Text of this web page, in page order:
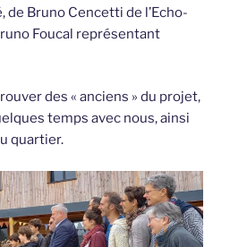
Bruno Cencetti de l’Echo-
Foucal représentant
des « anciens » du projet,
temps avec nous, ainsi
quartier.